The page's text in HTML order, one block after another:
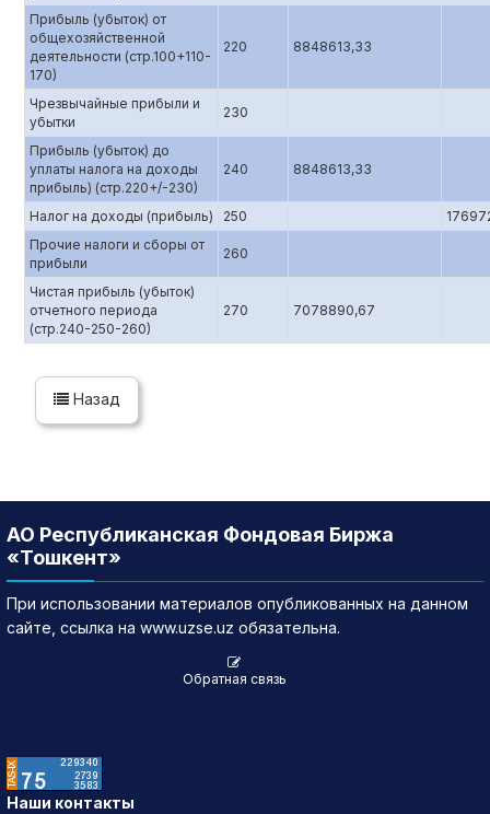
Прибыль (убыток) от
общехозяйственной
деятельности (стр.100+110-
170)
220 8848613,33
Чрезвычайные прибыли и
убытки
230
Прибыль (убыток) до
уплаты налога на доходы
прибыль) (стр.220+/-230)
240 8848613,33
Налог на доходы (прибыль) 250
Прочие налоги и сборы от
прибыли
260
Чистая прибыль (убыток)
отчетного периода
(стр.240-250-260)
270 7078890,67
Назад
АО Республиканская Фондовая Биржа
«Тошкент»
При использовании материалов опубликованных на данном
сайте, ссылка на www.uzse.uz обязательна.
Обратная связь
Наши контакты